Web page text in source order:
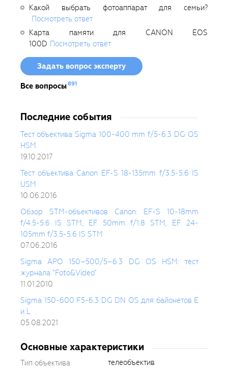
Какой выбрать фотоаппарат для семьи?
Посмотреть ответ
Карта памяти для CANON EOS
100D Посмотреть ответ
Задать вопрос эксперту
Все вопросы891
Последние события
Тест объектива Sigma 100-400 mm f/5-6.3 DG OS
HSM
19.10.2017
Тест объектива Canon EF-S 18-135mm f/3.5-5.6 IS
USM
10.06.2016
Обзор STM-объективов Canon: EF-S 10-18mm
f/4.5-5.6 IS STM, EF 50mm f/1.8 STM, EF 24-
105mm f/3.5-5.6 IS STM
07.06.2016
Sigma APO 150–500/5–6.3 DG OS HSM: тест
журнала “Foto&Video”
11.01.2010
Sigma 150-600 F5-6.3 DG DN OS для байонетов E
и L
05.08.2021
Основные характеристики
Тип объектива
телеобъектив